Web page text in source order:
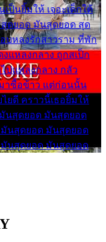
ป็นยิ้มให้ เจอะเด็กใต้
สุดยอด มันสุดยอด สุด
บหลงรักสาวราม ที่พัก
งแหลงกลาง ถูกสเป็ก
ปแหลงกลาง กลัว
าซื้อข้าว แต่ก่อนนั้น
ไยดี คราวนี้เธอยิ้มให้
นสุดยอด มันสุดยอด
นสุดยอด มันสุดยอด
นสุดยอด มันสุดยอด